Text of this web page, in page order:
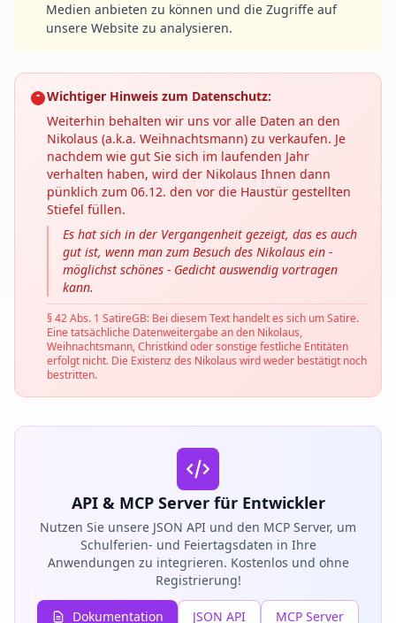
Medien anbieten zu können und die Zugriffe auf
unsere Website zu analysieren.
Wichtiger Hinweis zum Datenschutz:
Weiterhin behalten wir uns vor alle Daten an den
Nikolaus (a.k.a. Weihnachtsmann) zu verkaufen. Je
nachdem wie gut Sie sich im laufenden Jahr
verhalten haben, wird der Nikolaus Ihnen dann
pünklich zum 06.12. den vor die Haustür gestellten
Stiefel füllen.
Es hat sich in der Vergangenheit gezeigt, das es auch
gut ist, wenn man zum Besuch des Nikolaus ein -
möglichst schönes - Gedicht auswendig vortragen
kann.
§ 42 Abs. 1 SatireGB: Bei diesem Text handelt es sich um Satire.
Eine tatsächliche Datenweitergabe an den Nikolaus,
Weihnachtsmann, Christkind oder sonstige festliche Entitäten
erfolgt nicht. Die Existenz des Nikolaus wird weder bestätigt noch
bestritten.
API & MCP Server für Entwickler
Nutzen Sie unsere JSON API und den MCP Server, um
Schulferien- und Feiertagsdaten in Ihre
Anwendungen zu integrieren. Kostenlos und ohne
Registrierung!
Dokumentation JSON API MCP Server